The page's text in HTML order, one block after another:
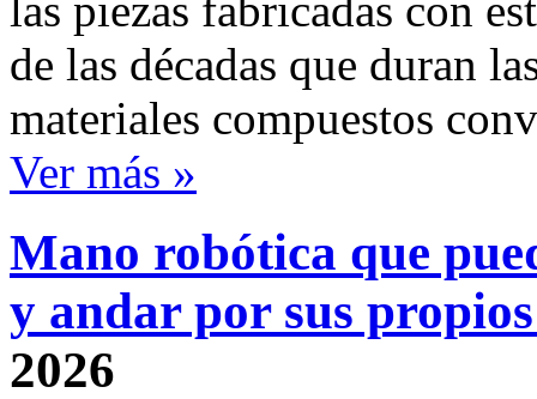
de las décadas que duran
materiales compuestos
Ver más »
Mano robótica que
y andar por sus
2026